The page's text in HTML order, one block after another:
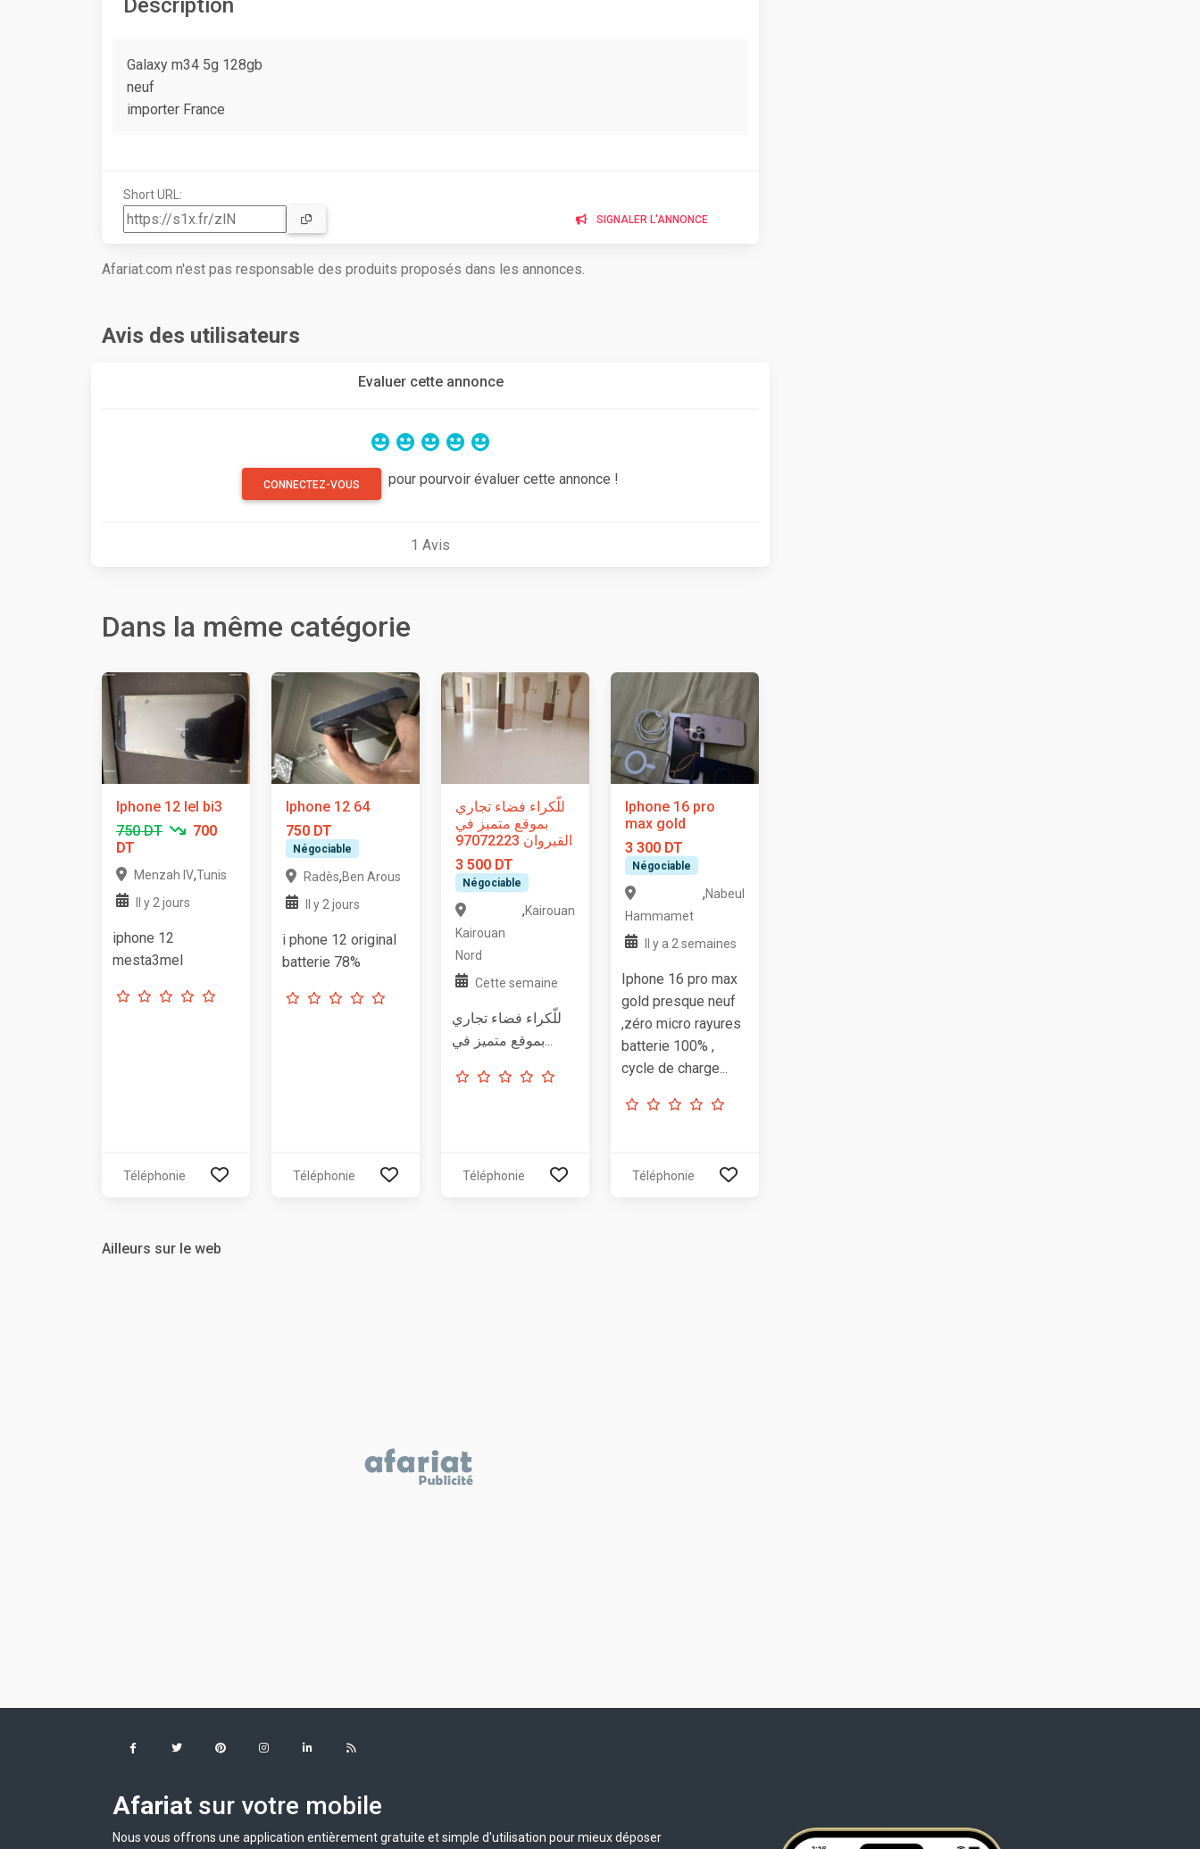
Description
Galaxy m34 5g 128gb
neuf
importer France
Short URL:
SIGNALER L'ANNONCE
Afariat.com n'est pas responsable des produits proposés dans les annonces.
Avis des utilisateurs
Evaluer cette annonce
CONNECTEZ-VOUS pour pourvoir évaluer cette annonce !
1 Avis
Dans la même catégorie
Iphone 12 lel bi3
750 DT
700
DT
Menzah IV,Tunis
Il y 2 jours
iphone 12
mesta3mel
Téléphonie
Iphone 12 64
750 DT
Négociable
Radès,Ben Arous
Il y 2 jours
i phone 12 original
batterie 78%
Téléphonie
للّكراء فضاء تجاري
بموقع متميز في
القيروان 97072223
3 500 DT
Négociable
Kairouan
Nord
,Kairouan
Cette semaine
للّكراء فضاء تجاري
بموقع متميز في...
Téléphonie
Iphone 16 pro
max gold
3 300 DT
Négociable
Hammamet
,Nabeul
Il y a 2 semaines
Iphone 16 pro max
gold presque neuf
,zéro micro rayures
batterie 100% ,
cycle de charge...
Téléphonie
Ailleurs sur le web
Afariat sur votre mobile
Nous vous offrons une application entièrement gratuite et simple d'utilisation pour mieux déposer